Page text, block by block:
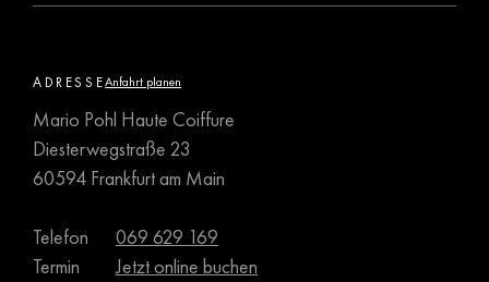
ADRESSEAnfahrt planen
Mario Pohl Haute Coiffure
Diesterwegstraße 23
60594 Frankfurt am Main
Telefon
069 629 169
Termin
Jetzt online buchen